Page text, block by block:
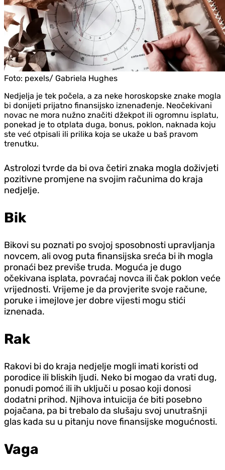
Foto: pexels/ Gabriela Hughes
Nedjelja je tek počela, a za neke horoskopske znake mogla
bi donijeti prijatno finansijsko iznenađenje. Neočekivani
novac ne mora nužno značiti džekpot ili ogromnu isplatu,
ponekad je to otplata duga, bonus, poklon, naknada koju
ste već otpisali ili prilika koja se ukaže u baš pravom
trenutku.
Astrolozi tvrde da bi ova četiri znaka mogla doživjeti
pozitivne promjene na svojim računima do kraja
nedjelje.
Bik
Bikovi su poznati po svojoj sposobnosti upravljanja
novcem, ali ovog puta finansijska sreća bi ih mogla
pronaći bez previše truda. Moguća je dugo
očekivana isplata, povraćaj novca ili čak poklon veće
vrijednosti. Vrijeme je da provjerite svoje račune,
poruke i imejlove jer dobre vijesti mogu stići
iznenada.
Rak
Rakovi bi do kraja nedjelje mogli imati koristi od
porodice ili bliskih ljudi. Neko bi mogao da vrati dug,
ponudi pomoć ili ih uključi u posao koji donosi
dodatni prihod. Njihova intuicija će biti posebno
pojačana, pa bi trebalo da slušaju svoj unutrašnji
glas kada su u pitanju nove finansijske mogućnosti.
Vaga